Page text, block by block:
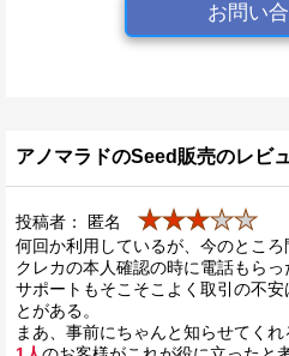
お問い
アノマラドのSeed販売のレビ
投稿者： 匿名 ★★★★★
何回か利用しているが、今のところ
クレカの本人確認の時に電話もらっ
サポートもそこそこよく取引の不
とがある。
まあ、事前にちゃんと知らせてくれ